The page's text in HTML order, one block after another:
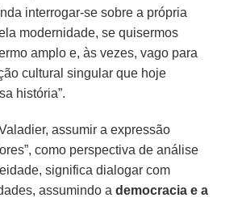
interrogar-se sobre a própria
modernidade, se quisermos
amplo e, às vezes, vago para
cultural singular que hoje
história”.
assumir a expressão
como perspectiva de análise
significa dialogar com
assumindo ademocracia e a